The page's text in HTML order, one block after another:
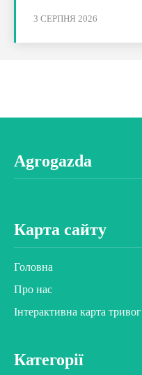
3 СЕРПНЯ 2026
Agrogazda
Карта сайту
Головна
Про нас
Інтерактивна карта тривог
Категорії